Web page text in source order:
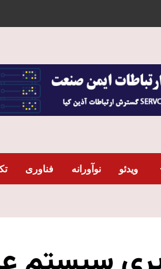
ویدئو نوآورانه فناوری